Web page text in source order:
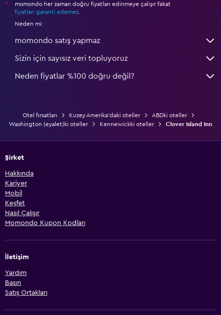
*
momondo her zaman doğru fiyatları edinmeye çalışır fakat
fiyatları garanti edemez
Neden mi:
momondo satış yapmaz
Sizin için sayısız veri topluyoruz
Neden fiyatlar %100 doğru değil?
Otel fırsatları Kuzey Amerika'daki oteller
ABDki oteller
Washington (eyalet)ki oteller
Kennewickki oteller Clover Island Inn
Şirket
Hakkında
Kariyer
Mobil
Keşfet
Nasıl Çalışır
Momondo Kupon Kodları
İletişim
Yardım
Basın
Satış Ortakları